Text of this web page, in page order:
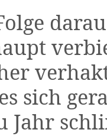
sich
Jahr